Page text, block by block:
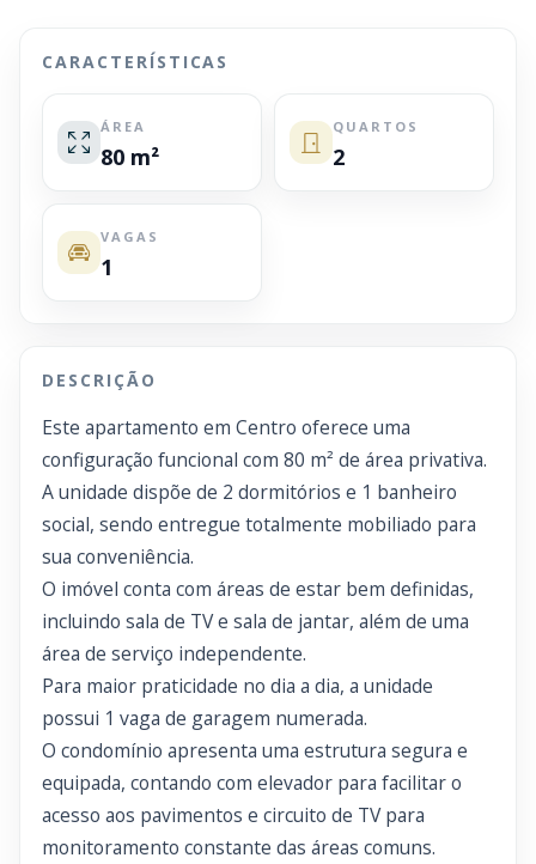
CARACTERÍSTICAS
ÁREA
80 m²
QUARTOS
2
VAGAS
1
DESCRIÇÃO
Este apartamento em Centro oferece uma
configuração funcional com 80 m² de área privativa.
A unidade dispõe de 2 dormitórios e 1 banheiro
social, sendo entregue totalmente mobiliado para
sua conveniência.
O imóvel conta com áreas de estar bem definidas,
incluindo sala de TV e sala de jantar, além de uma
área de serviço independente.
Para maior praticidade no dia a dia, a unidade
possui 1 vaga de garagem numerada.
O condomínio apresenta uma estrutura segura e
equipada, contando com elevador para facilitar o
acesso aos pavimentos e circuito de TV para
monitoramento constante das áreas comuns.